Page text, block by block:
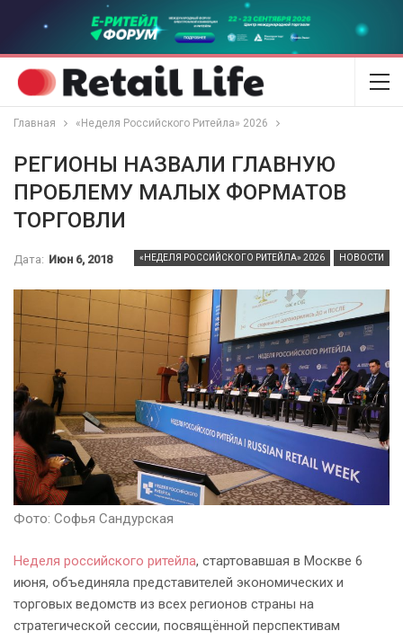
Главная «Неделя Российского Ритейла» 2026
РЕГИОНЫ НАЗВАЛИ ГЛАВНУЮ
ПРОБЛЕМУ МАЛЫХ ФОРМАТОВ
ТОРГОВЛИ
«НЕДЕЛЯ РОССИЙСКОГО РИТЕЙЛА» 2026 НОВОСТИ
Дата: Июн 6, 2018
Фото: Софья Сандурская
Неделя российского ритейла, стартовавшая в Москве 6
июня, объединяла представителей экономических и
торговых ведомств из всех регионов страны на
стратегической сессии, посвящённой перспективам